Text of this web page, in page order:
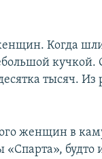
Когда
кучкой.
тысяч. Из
женщин в
будто